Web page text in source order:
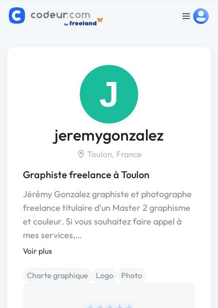
J
jeremygonzalez
Toulon, France
Graphiste freelance à Toulon
Jérémy Gonzalez graphiste et photographe
freelance titulaire d'un Master 2 graphisme
et couleur. Si vous souhaitez faire appel à
mes services,…
Voir plus
Charte graphique Logo Photo